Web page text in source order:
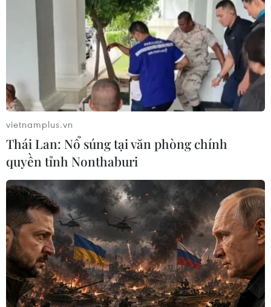
Theo dõi VietnamPlus
TIN LIÊN QUAN
vietnamplus.vn
Thái Lan: Nổ súng tại văn phòng chính
quyền tỉnh Nonthaburi